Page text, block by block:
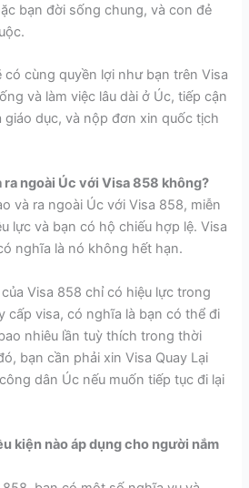
bạn đời sống chung, và con đẻ
có cùng quyền lợi như bạn trên Visa
và làm việc lâu dài ở Úc, tiếp cận
dục, và nộp đơn xin quốc tịch
ra ngoài Úc với Visa 858 không?
và ra ngoài Úc với Visa 858, miễn
lực và bạn có hộ chiếu hợp lệ. Visa
nghĩa là nó không hết hạn.
Visa 858 chỉ có hiệu lực trong
cấp visa, có nghĩa là bạn có thể đi
nhiêu lần tuỳ thích trong thời
bạn cần phải xin Visa Quay Lại
dân Úc nếu muốn tiếp tục đi lại
kiện nào áp dụng cho người nắm